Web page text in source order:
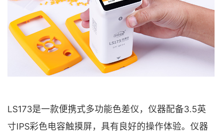
LS173是一款便携式多功能色差仪，仪器配备3.5英
寸IPS彩色电容触摸屏，具有良好的操作体验。仪器